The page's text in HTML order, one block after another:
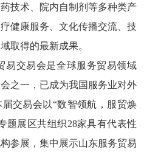
技术、院内自制剂等多种类产
健康服务、文化传播交流、技
取得的最新成果。
易交易会是全球服务贸易领域
之一，已成为我国服务业对外
交易会以“数智领航，服贸焕
题展区共组织28家具有代表性
参展，集中展示山东服务贸易